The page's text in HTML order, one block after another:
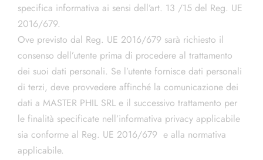
specifica informativa ai sensi dell’art. 13 /15 del Reg. UE
2016/679.
Ove previsto dal Reg. UE 2016/679 sarà richiesto il
consenso dell’utente prima di procedere al trattamento
dei suoi dati personali. Se l’utente fornisce dati personali
di terzi, deve provvedere affinché la comunicazione dei
dati a MASTER PHIL SRL e il successivo trattamento per
le finalità specificate nell’informativa privacy applicabile
sia conforme al Reg. UE 2016/679 e alla normativa
applicabile.